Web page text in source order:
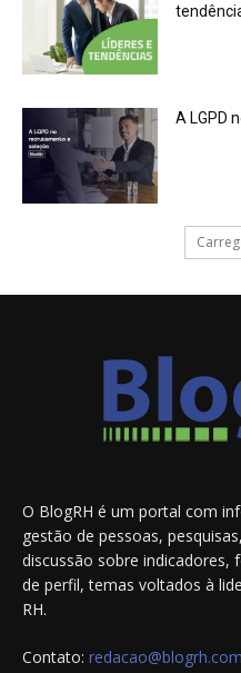
A LGPD
O BlogRH é um portal com
gestão de pessoas,
discussão sobre indicadores,
de perfil, temas voltados à
RH.
Contato: